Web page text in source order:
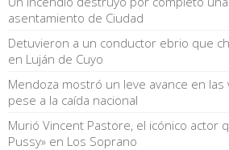
asentamiento de Ciudad
Detuvieron a un conductor ebrio que
en Luján de Cuyo
Mendoza mostró un leve avance en
pese a la caída nacional
Murió Vincent Pastore, el icónico actor
Pussy» en Los Soprano